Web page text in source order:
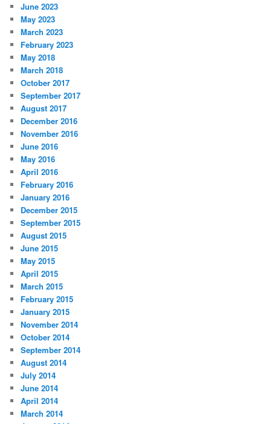
June 2023
May 2023
March 2023
February 2023
May 2018
March 2018
October 2017
September 2017
August 2017
December 2016
November 2016
June 2016
May 2016
April 2016
February 2016
January 2016
December 2015
September 2015
August 2015
June 2015
May 2015
April 2015
March 2015
February 2015
January 2015
November 2014
October 2014
September 2014
August 2014
July 2014
June 2014
April 2014
March 2014